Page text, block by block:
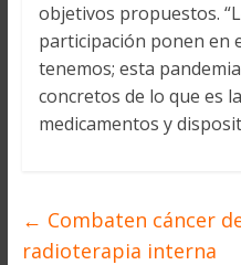
objetivos propuestos.
participación ponen en
tenemos; esta
concretos de lo que es
medicamentos y
← Combaten cáncer
radioterapia interna